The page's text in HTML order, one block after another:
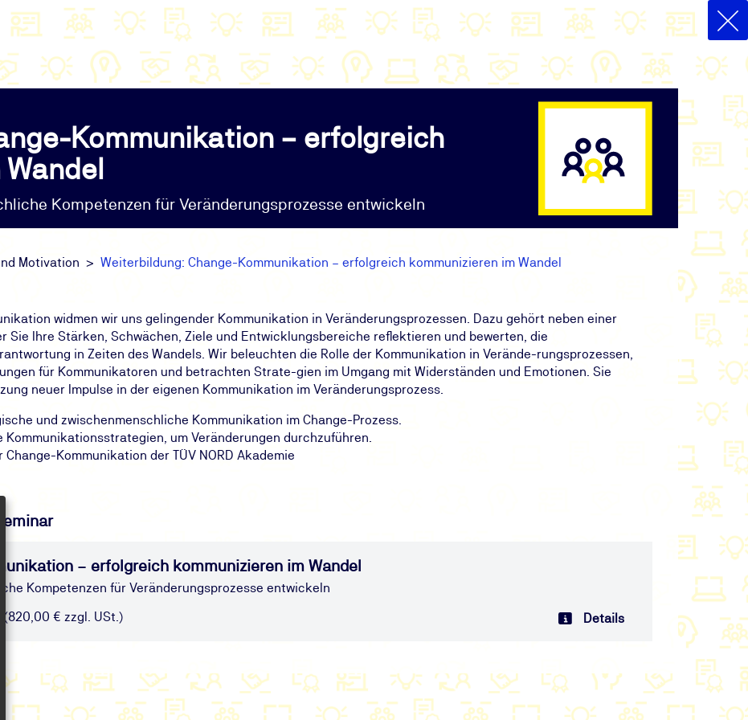
Kommunikation – erfolgreich
Kompetenzen für Veränderungsprozesse entwickeln
Motivation Weiterbildung: Change-Kommunikation – erfolgreich kommunizieren im Wandel
widmen wir uns gelingender Kommunikation in Veränderungsprozessen. Dazu gehört neben einer
Sie Ihre Stärken, Schwächen, Ziele und Entwicklungsbereiche reflektieren und bewerten, die
in Zeiten des Wandels. Wir beleuchten die Rolle der Kommunikation in Verände-rungsprozessen,
für Kommunikatoren und betrachten Strate-gien im Umgang mit Widerständen und Emotionen. Sie
neuer Impulse in der eigenen Kommunikation im Veränderungsprozess.
und zwischenmenschliche Kommunikation im Change-Prozess.
um Veränderungen durchzuführen.
Change-Kommunikation der TÜV NORD Akademie
– erfolgreich kommunizieren im Wandel
Kompetenzen für Veränderungsprozesse entwickeln
(820,00 € zzgl. USt.) Details